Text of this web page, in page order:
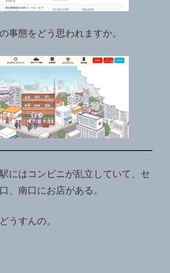
事態をどう思われますか。
にはコンビニが乱立していて、セ
、南口にお店がある。
うすんの。